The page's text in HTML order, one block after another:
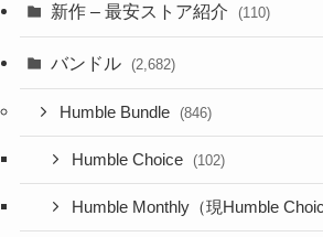
新作 – 最安ストア紹介 (110)
バンドル (2,682)
Humble Bundle (846)
Humble Choice (102)
Humble Monthly（現Humble